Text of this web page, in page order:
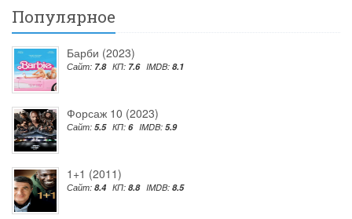
Популярное
Барби (2023)
Сайт: 7.8 КП: 7.6 IMDB: 8.1
Форсаж 10 (2023)
Сайт: 5.5 КП: 6 IMDB: 5.9
1+1 (2011)
Сайт: 8.4 КП: 8.8 IMDB: 8.5